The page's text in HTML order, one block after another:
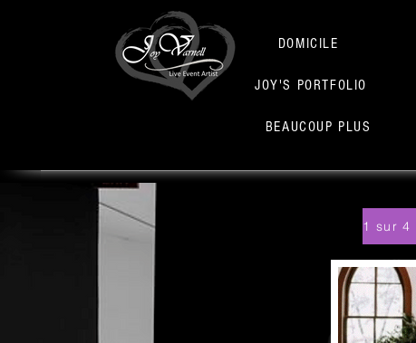
DOMICILE
JOY'S PORTFOLIO
BEAUCOUP PLUS